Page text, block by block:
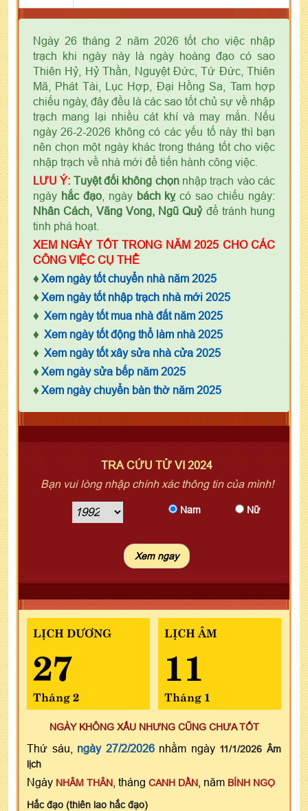
Ngày 26 tháng 2 năm 2026 tốt cho việc nhập
trạch khi ngày này là ngày hoàng đạo có sao
Thiên Hỷ, Hỷ Thần, Nguyệt Đức, Tứ Đức, Thiên
Mã, Phát Tài, Lục Hợp, Đại Hồng Sa, Tam hợp
chiếu ngày, đây đều là các sao tốt chủ sự về nhập
trạch mang lại nhiều cát khí và may mắn. Nếu
ngày 26-2-2026 không có các yếu tố này thì bạn
nên chọn một ngày khác trong tháng tốt cho việc
nhập trạch về nhà mới để tiến hành công việc.
LƯU Ý: Tuyệt đối không chọnnhập trạch vào các
ngày hắc đạo, ngày bách kỵcó sao chiếu ngày:
Nhân Cách, Vãng Vong, Ngũ Quỷđể tránh hung
tinh phá hoạt.
XEM NGÀY TỐT TRONG NĂM 2025 CHO CÁC
CÔNG VIỆC CỤ THỂ
♦ Xem ngày tốt chuyển nhà năm 2025
♦ Xem ngày tốt nhập trạch nhà mới 2025
♦ Xem ngày tốt mua nhà đất năm 2025
♦ Xem ngày tốt động thổ làm nhà 2025
♦ Xem ngày tốt xây sửa nhà cửa 2025
♦ Xem ngày sửa bếp năm 2025
♦ Xem ngày chuyển bàn thờ năm 2025
TRA CỨU TỬ VI 2024
Bạn vui lòng nhập chính xác thông tin của mình!
Nam Nữ
LỊCH DƯƠNG
27
Tháng 2
LỊCH ÂM
11
Tháng 1
NGÀY KHÔNG XẤU NHƯNG CŨNG CHƯA TỐT
Thứ sáu, ngày 27/2/2026nhằm ngày 11/1/2026 Âm
lịch
Ngày NHÂM THÂN , tháng CANH DẦN , năm BÍNH NGỌ
Hắc đạo (thiên lao hắc đạo)